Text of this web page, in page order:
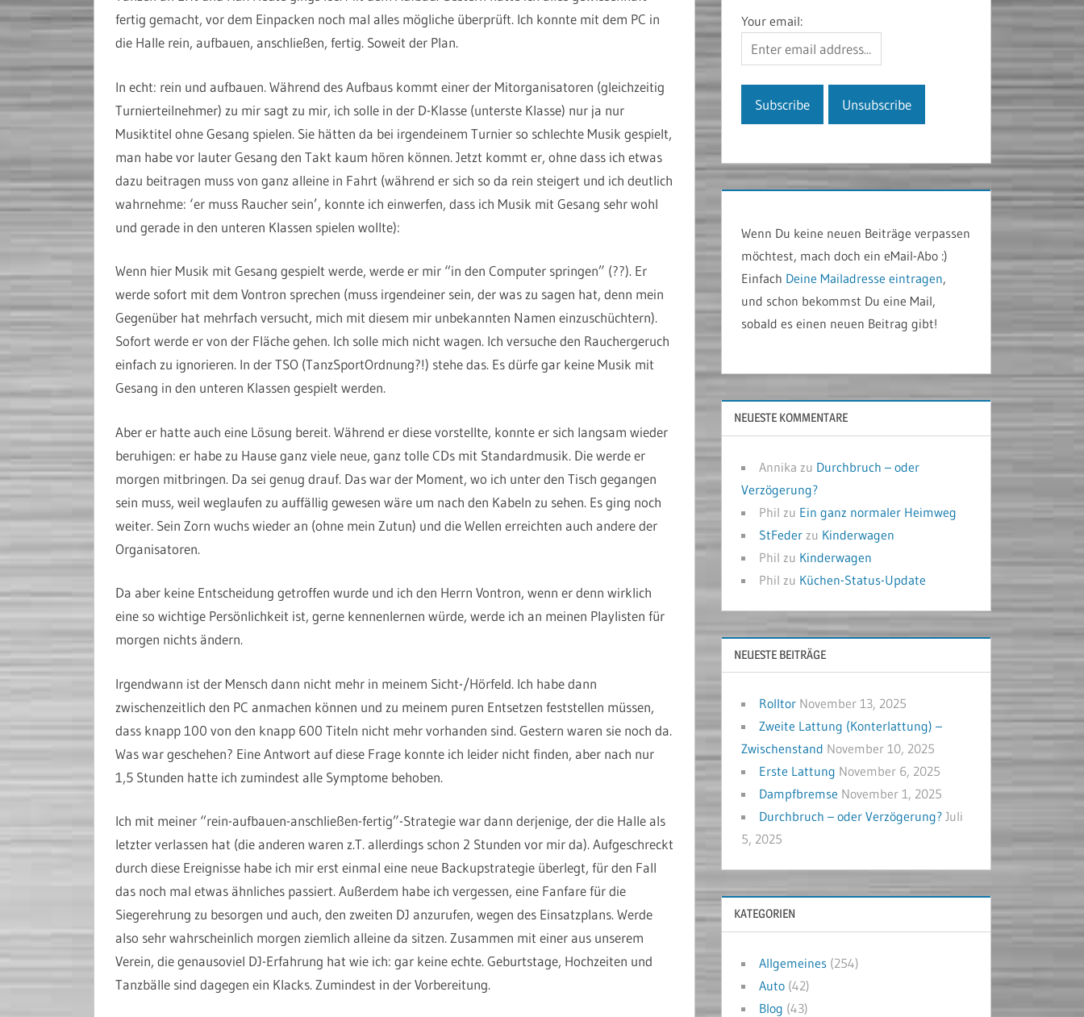
fertig gemacht, vor dem Einpacken noch mal alles mögliche überprüft. Ich konnte mit dem PC in
die Halle rein, aufbauen, anschließen, fertig. Soweit der Plan.
In echt: rein und aufbauen. Während des Aufbaus kommt einer der Mitorganisatoren (gleichzeitig
Turnierteilnehmer) zu mir sagt zu mir, ich solle in der D-Klasse (unterste Klasse) nur ja nur
Musiktitel ohne Gesang spielen. Sie hätten da bei irgendeinem Turnier so schlechte Musik gespielt,
man habe vor lauter Gesang den Takt kaum hören können. Jetzt kommt er, ohne dass ich etwas
dazu beitragen muss von ganz alleine in Fahrt (während er sich so da rein steigert und ich deutlich
wahrnehme: ‘er muss Raucher sein’, konnte ich einwerfen, dass ich Musik mit Gesang sehr wohl
und gerade in den unteren Klassen spielen wollte):
Wenn hier Musik mit Gesang gespielt werde, werde er mir “in den Computer springen” (??). Er
werde sofort mit dem Vontron sprechen (muss irgendeiner sein, der was zu sagen hat, denn mein
Gegenüber hat mehrfach versucht, mich mit diesem mir unbekannten Namen einzuschüchtern).
Sofort werde er von der Fläche gehen. Ich solle mich nicht wagen. Ich versuche den Rauchergeruch
einfach zu ignorieren. In der TSO (TanzSportOrdnung?!) stehe das. Es dürfe gar keine Musik mit
Gesang in den unteren Klassen gespielt werden.
Aber er hatte auch eine Lösung bereit. Während er diese vorstellte, konnte er sich langsam wieder
beruhigen: er habe zu Hause ganz viele neue, ganz tolle CDs mit Standardmusik. Die werde er
morgen mitbringen. Da sei genug drauf. Das war der Moment, wo ich unter den Tisch gegangen
sein muss, weil weglaufen zu auffällig gewesen wäre um nach den Kabeln zu sehen. Es ging noch
weiter. Sein Zorn wuchs wieder an (ohne mein Zutun) und die Wellen erreichten auch andere der
Organisatoren.
Da aber keine Entscheidung getroffen wurde und ich den Herrn Vontron, wenn er denn wirklich
eine so wichtige Persönlichkeit ist, gerne kennenlernen würde, werde ich an meinen Playlisten für
morgen nichts ändern.
Irgendwann ist der Mensch dann nicht mehr in meinem Sicht-/Hörfeld. Ich habe dann
zwischenzeitlich den PC anmachen können und zu meinem puren Entsetzen feststellen müssen,
dass knapp 100 von den knapp 600 Titeln nicht mehr vorhanden sind. Gestern waren sie noch da.
Was war geschehen? Eine Antwort auf diese Frage konnte ich leider nicht finden, aber nach nur
1,5 Stunden hatte ich zumindest alle Symptome behoben.
Ich mit meiner “rein-aufbauen-anschließen-fertig”-Strategie war dann derjenige, der die Halle als
letzter verlassen hat (die anderen waren z.T. allerdings schon 2 Stunden vor mir da). Aufgeschreckt
durch diese Ereignisse habe ich mir erst einmal eine neue Backupstrategie überlegt, für den Fall
das noch mal etwas ähnliches passiert. Außerdem habe ich vergessen, eine Fanfare für die
Siegerehrung zu besorgen und auch, den zweiten DJ anzurufen, wegen des Einsatzplans. Werde
also sehr wahrscheinlich morgen ziemlich alleine da sitzen. Zusammen mit einer aus unserem
Verein, die genausoviel DJ-Erfahrung hat wie ich: gar keine echte. Geburtstage, Hochzeiten und
Tanzbälle sind dagegen ein Klacks. Zumindest in der Vorbereitung.
Your email:
Wenn Du keine neuen Beiträge verpassen
möchtest, mach doch ein eMail-Abo :)
Einfach Deine Mailadresse eintragen,
und schon bekommst Du eine Mail,
sobald es einen neuen Beitrag gibt!
NEUESTE KOMMENTARE
Annika zu Durchbruch – oder
Verzögerung?
Phil zu Ein ganz normaler Heimweg
StFeder zu Kinderwagen
Phil zu Kinderwagen
Phil zu Küchen-Status-Update
NEUESTE BEITRÄGE
Rolltor November 13, 2025
Zweite Lattung (Konterlattung) –
Zwischenstand November 10, 2025
Erste Lattung November 6, 2025
Dampfbremse November 1, 2025
Durchbruch – oder Verzögerung? Juli
5, 2025
KATEGORIEN
Allgemeines (254)
Auto (42)
Blog (43)